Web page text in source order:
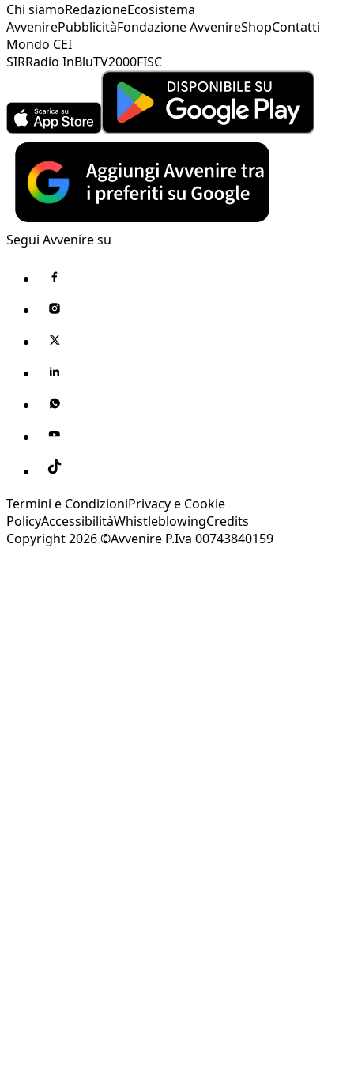
Chi siamoRedazioneEcosistema
AvvenirePubblicitàFondazione AvvenireShopContatti
Mondo CEI
SIRRadio InBluTV2000FISC
Segui Avvenire su
Termini e CondizioniPrivacy e Cookie
PolicyAccessibilitàWhistleblowingCredits
Copyright 2026 ©Avvenire P.Iva 00743840159